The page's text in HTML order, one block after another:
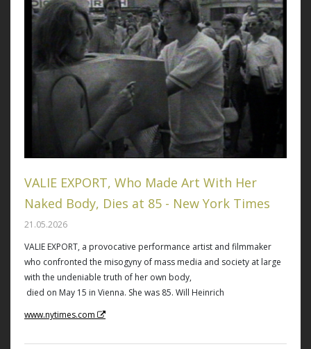
VALIE EXPORT, Who Made Art With Her
Naked Body, Dies at 85 - New York Times
21.05.2026
VALIE EXPORT, a provocative performance artist and filmmaker
who confronted the misogyny of mass media and society at large
with the undeniable truth of her own body,
died on May 15 in Vienna. She was 85. Will Heinrich
www.nytimes.com